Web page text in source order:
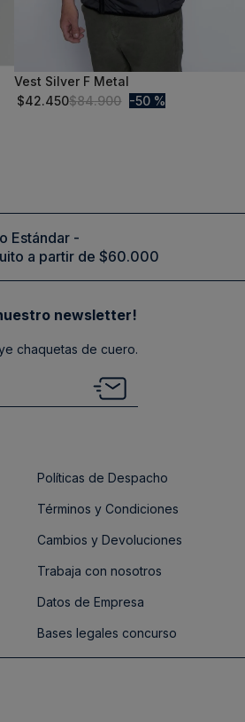
S
Vest Silver F Metal
$42.450$84.900 50 %
Estándar -
a partir de $60.000
newsletter!
chaquetas de cuero.
Políticas de Despacho
Términos y Condiciones
Cambios y Devoluciones
Trabaja con nosotros
Datos de Empresa
Bases legales concurso